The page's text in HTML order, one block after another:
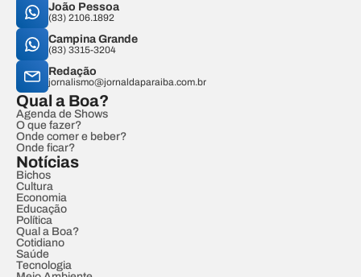
João Pessoa
(83) 2106.1892
Campina Grande
(83) 3315-3204
Redação
jornalismo@jornaldaparaiba.com.br
Qual a Boa?
Agenda de Shows
O que fazer?
Onde comer e beber?
Onde ficar?
Notícias
Bichos
Cultura
Economia
Educação
Política
Qual a Boa?
Cotidiano
Saúde
Tecnologia